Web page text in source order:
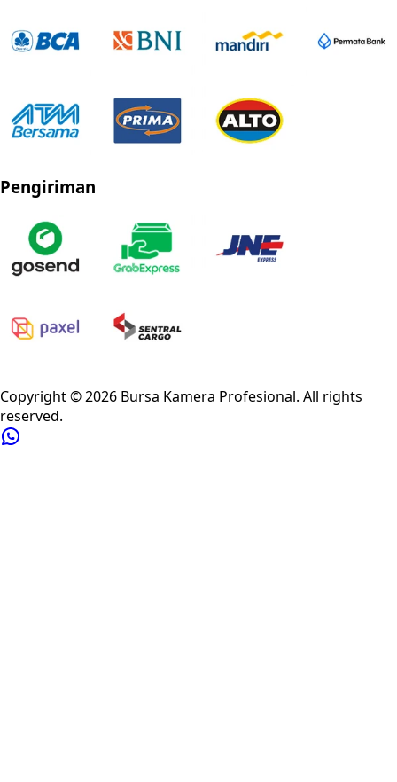
Pengiriman
Copyright ©2026 Bursa Kamera Profesional. All rights
reserved.